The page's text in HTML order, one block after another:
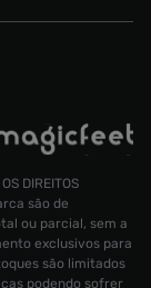
DIREITOS
são de
ou parcial, sem a
exclusivos para
são limitados
podendo sofrer